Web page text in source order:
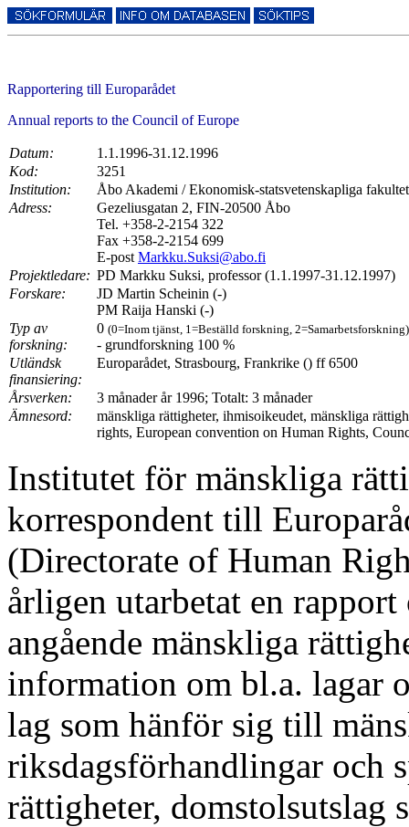
Rapportering till Europarådet
Annual reports to the Council of Europe
Datum:
1.1.1996-31.12.1996
Kod:
3251
Institution:
Åbo Akademi / Ekonomisk-statsvetenskapliga
Adress:
Gezeliusgatan 2, FIN-20500 Åbo
Tel. +358-2-2154 322
Fax +358-2-2154 699
E-post Markku.Suksi@abo.fi
Projektledare: PD Markku Suksi, professor (1.1.1997-31.12.1997)
Forskare:
JD Martin Scheinin (-)
PM Raija Hanski (-)
Typ av
forskning:
0 (0=Inom tjänst, 1=Beställd forskning, 2=Samarbetsforskning)
- grundforskning 100 %
Utländsk
finansiering:
Europarådet, Strasbourg, Frankrike () ff 6500
Årsverken:
3 månader år 1996; Totalt: 3 månader
Ämnesord:
mänskliga rättigheter, ihmisoikeudet, mänskliga
rights, European convention on Human Rights,
Institutet för mänskliga
korrespondent till
(Directorate of Human
årligen utarbetat en
angående mänskliga
information om bl.a. lagar
lag som hänför sig till
riksdagsförhandlingar och
rättigheter, domstolsutslag